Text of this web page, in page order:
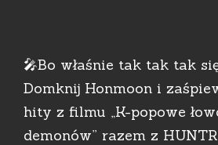
🎤Bo właśnie tak tak tak
Domknij Honmoon i
hity z filmu „K-popowe
demonów” razem z